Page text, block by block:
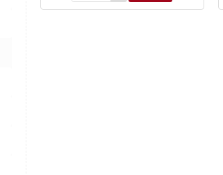
Plain